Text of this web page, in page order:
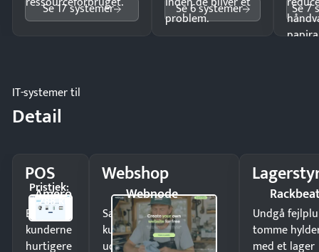
Se 17 systemer
problem.
Se 6 systemer Se 7
IT-systemer til
Detail
POS
Amero
Pristjek:
4.788 kr
Ekspedér
kunderne
hurtigere
Webshop
Webnode
Sælg produkter 24/7 til
kunder i hele landet
uden
Undgå
tomme
med et lager